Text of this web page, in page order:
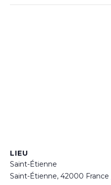
LIEU
Saint-Étienne
Saint-Étienne, 42000 France